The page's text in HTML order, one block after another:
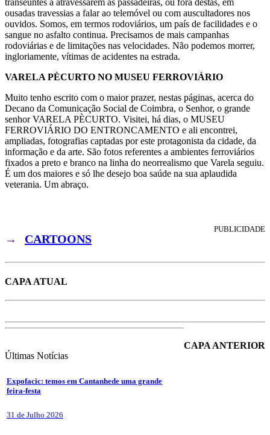
transeuntes a atravessarem as passadeiras, ou fora destas, em
ousadas travessias a falar ao telemóvel ou com auscultadores nos
ouvidos. Somos, em termos rodoviários, um país de facilidades e o
sangue no asfalto continua. Precisamos de mais campanhas
rodoviárias e de limitações nas velocidades. Não podemos morrer,
ingloriamente, vítimas de acidentes na estrada.
VARELA PÈCURTO NO MUSEU FERROVIÁRIO
Muito tenho escrito com o maior prazer, nestas páginas, acerca do
Decano da Comunicação Social de Coimbra, o Senhor, o grande
senhor VARELA PÈCURTO. Visitei, há dias, o MUSEU
FERROVIÁRIO DO ENTRONCAMENTO e ali encontrei,
ampliadas, fotografias captadas por este protagonista da cidade, da
informação e da arte. São fotos referentes a ambientes ferroviários
fixados a preto e branco na linha do neorrealismo que Varela seguiu.
É um dos maiores e só lhe desejo boa saúde na sua aplaudida
veterania. Um abraço.
PUBLICIDADE
→ CARTOONS
CAPA ATUAL
CAPA ANTERIOR
Últimas Notícias
Expofacic: temos em Cantanhede uma grande
feira-festa
31 de Julho 2026